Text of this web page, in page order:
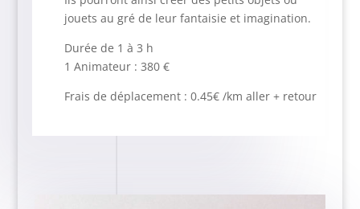
jouets au gré de leur fantaisie et imagination.
Durée de 1 à 3 h
1 Animateur : 380 €
Frais de déplacement : 0.45€ /km aller + retour